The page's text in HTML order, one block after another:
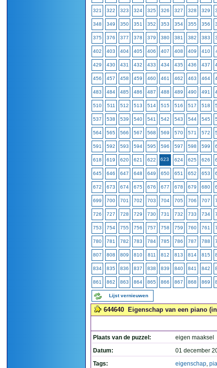
321 322 323 324 325 326 327 328 329
348 349 350 351 352 353 354 355 356
375 376 377 378 379 380 381 382 383
402 403 404 405 406 407 408 409 410
429 430 431 432 433 434 435 436 437
456 457 458 459 460 461 462 463 464
483 484 485 486 487 488 489 490 491
510 511 512 513 514 515 516 517 518
537 538 539 540 541 542 543 544 545
564 565 566 567 568 569 570 571 572
591 592 593 594 595 596 597 598 599
618 619 620 621 622 623 624 625 626
645 646 647 648 649 650 651 652 653
672 673 674 675 676 677 678 679 680
699 700 701 702 703 704 705 706 707
726 727 728 729 730 731 732 733 734
753 754 755 756 757 758 759 760 761
780 781 782 783 784 785 786 787 788
807 808 809 810 811 812 813 814 815
834 835 836 837 838 839 840 841 842
861 862 863 864 865 866 867 868 869
Lijst vernieuwen
644640 Eigenschap van een piano
Plaats van de puzzel:
eigen maaksel
Datum:
01 december
Tags:
eigenschap,